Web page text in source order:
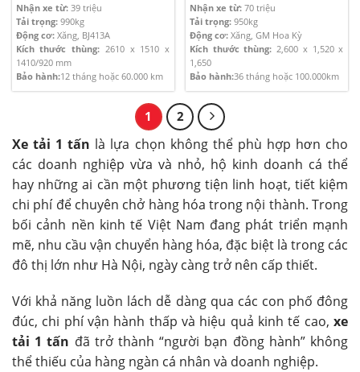
Nhận xe từ:39 triệu
Tải trọng:990kg
Động cơ:Xăng, BJ413A
Kích thước thùng: 2610 x 1510 x
1410/920 mm
Bảo hành:12 tháng hoặc 60.000 km
Nhận xe từ: 70 triệu
Tải trọng: 950kg
Động cơ: Xăng, GM Hoa Kỳ
Kích thước thùng: 2,600 x 1,520 x
1,650
Bảo hành:36 tháng hoặc 100.000km
1 2
Xe tải 1 tấn là lựa chọn không thể phù hợp hơn cho
các doanh nghiệp vừa và nhỏ, hộ kinh doanh cá thể
hay những ai cần một phương tiện linh hoạt, tiết kiệm
chi phí để chuyên chở hàng hóa trong nội thành. Trong
bối cảnh nền kinh tế Việt Nam đang phát triển mạnh
mẽ, nhu cầu vận chuyển hàng hóa, đặc biệt là trong các
đô thị lớn như Hà Nội, ngày càng trở nên cấp thiết.
Với khả năng luồn lách dễ dàng qua các con phố đông
đúc, chi phí vận hành thấp và hiệu quả kinh tế cao, xe
tải 1 tấn đã trở thành “người bạn đồng hành” không
thể thiếu của hàng ngàn cá nhân và doanh nghiệp.